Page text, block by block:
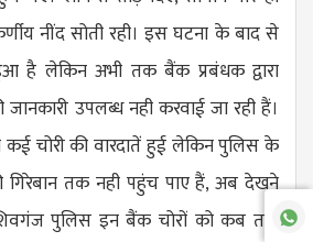
नींद सोती रही। इस घटना के बाद से
है लेकिन अभी तक बैंक प्रबंधक द्वारा
उपलब्ध नही करवाई जा रही हैं।
चोरी की वारदातें हुई लेकिन पुलिस के
गिरेबान तक नही पहुंच पाए हैं, अब देखने
पुलिस इन बैंक चोरों को कब तक